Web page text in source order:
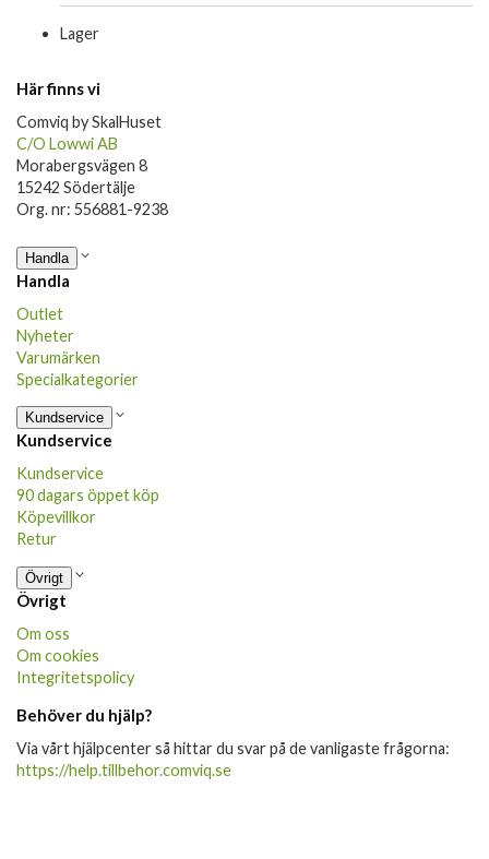
Lager
Här finns vi
Comviq by SkalHuset
C/O Lowwi AB
Morabergsvägen 8
15242 Södertälje
Org. nr: 556881-9238
Handla
Handla
Outlet
Nyheter
Varumärken
Specialkategorier
Kundservice
Kundservice
Kundservice
90 dagars öppet köp
Köpevillkor
Retur
Övrigt
Övrigt
Om oss
Om cookies
Integritetspolicy
Behöver du hjälp?
Via vårt hjälpcenter så hittar du svar på de vanligaste frågorna:
https://help.tillbehor.comviq.se